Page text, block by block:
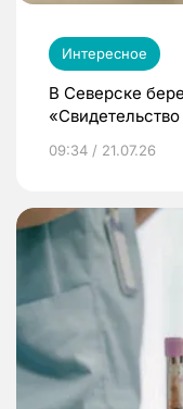
Интересное
В Северске
09:34 / 21.07.26